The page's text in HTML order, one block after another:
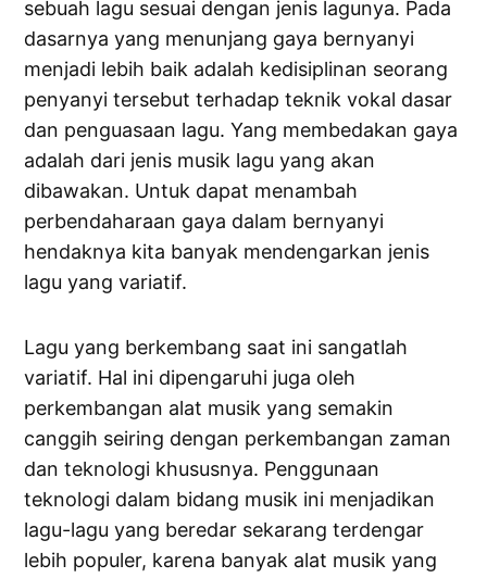
sebuah lagu sesuai dengan jenis lagunya. Pada
dasarnya yang menunjang gaya bernyanyi
menjadi lebih baik adalah kedisiplinan seorang
penyanyi tersebut terhadap teknik vokal dasar
dan penguasaan lagu. Yang membedakan gaya
adalah dari jenis musik lagu yang akan
dibawakan. Untuk dapat menambah
perbendaharaan gaya dalam bernyanyi
hendaknya kita banyak mendengarkan jenis
lagu yang variatif.
Lagu yang berkembang saat ini sangatlah
variatif. Hal ini dipengaruhi juga oleh
perkembangan alat musik yang semakin
canggih seiring dengan perkembangan zaman
dan teknologi khususnya. Penggunaan
teknologi dalam bidang musik ini menjadikan
lagu-lagu yang beredar sekarang terdengar
lebih populer, karena banyak alat musik yang